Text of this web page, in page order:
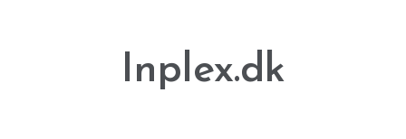
Inplex.dk